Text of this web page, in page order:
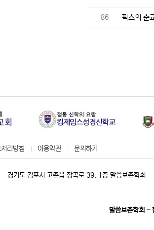
번호
86 팍스의 순
리방침 이용약관 문의하기
경기도 김포시 고촌읍 장곡로 39, 1층 말씀보존학회
말씀보존학회 -